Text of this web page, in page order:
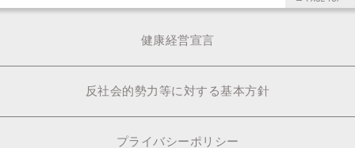
健康経営宣言
反社会的勢力等に対する基本方針
プライバシーポリシー